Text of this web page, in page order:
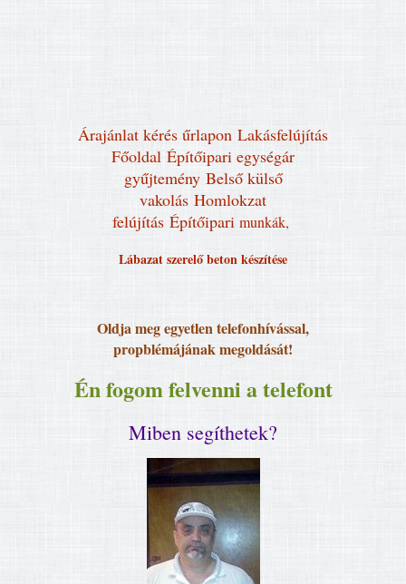
Árajánlat kérés űrlapon Lakásfelújítás
Főoldal Építőipari egységár
gyűjtemény Belső külső
vakolás Homlokzat
felújítás Építőipari munkák,
Lábazat szerelő beton készítése
Oldja meg egyetlen telefonhívással,
propblémájának megoldását!
Én fogom felvenni a telefont
Miben segíthetek?